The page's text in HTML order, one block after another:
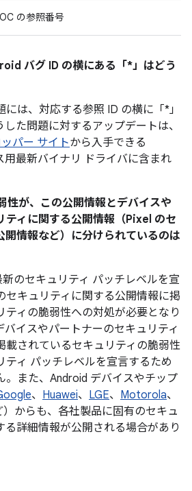
の参照番号
バグ ID の横にある「*」はどう
は、対応する参照 ID の横に「*」
た問題に対するアップデートは、
パー サイトから入手できる
用最新バイナリ ドライバに含まれ
性が、この公開情報とデバイスや
ティに関する公開情報（Pixel のセ
開情報など）に分けられているのは
のセキュリティ パッチレベルを宣
セキュリティに関する公開情報に掲
ティの脆弱性への対処が必要となり
バイスやパートナーのセキュリティ
載されているセキュリティの脆弱性
ティ パッチレベルを宣言するため
。また、Android デバイスやチップ
、 Huawei、 LGE、 Motorola、
）からも、各社製品に固有のセキュ
る詳細情報が公開される場合があり